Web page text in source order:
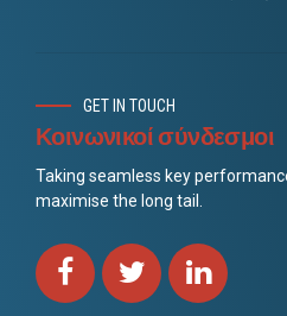
GET IN TOUCH
Κοινωνικοί σύνδεσμοι
Taking seamless key
maximise the long tail.